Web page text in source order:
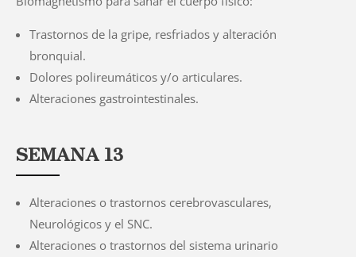
Trastornos de la gripe, resfriados y alteración
bronquial.
Dolores polireumáticos y/o articulares.
Alteraciones gastrointestinales.
SEMANA 13
Alteraciones o trastornos cerebrovasculares,
Neurológicos y el SNC.
Alteraciones o trastornos del sistema urinario